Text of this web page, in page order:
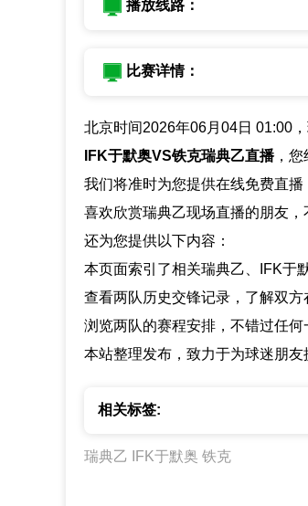
播放线路：
比赛详情：
北京时间2026年06月04日 01:00
IFK于默奥VS铁克瑞典乙直播，您
我们将准时为您提供在线免费直播
喜欢欣赏瑞典乙现场直播的朋友
还为您提供以下内容：
本页面索引了相关瑞典乙、IFK于
查看两队历史交锋记录，了解双方
浏览两队的赛程安排，不错过任何
本站整理发布，致力于为球迷朋
相关标签:
瑞典乙 IFK于默奥 铁克